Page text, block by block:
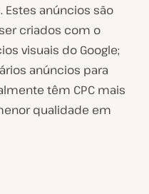
Estes anúncios são
criados com o
visuais do Google;
anúncios para
têm CPC mais
qualidade em